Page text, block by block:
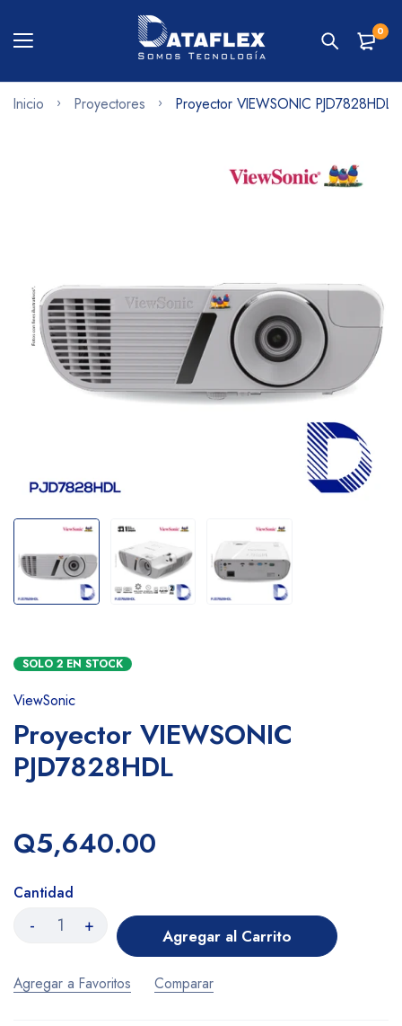
0
Inicio Proyectores Proyector VIEWSONIC PJD7828HDL
SOLO 2 EN STOCK
ViewSonic
Proyector VIEWSONIC
PJD7828HDL
Q5,640.00
Cantidad
- + Agregar al Carrito
Agregar a Favoritos Comparar